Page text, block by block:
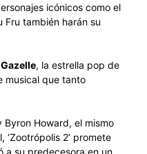
icónicos como el
Fru también harán su
, la estrella pop de
musical que tanto
Howard, el mismo
2’ promete
a su predecesora en un